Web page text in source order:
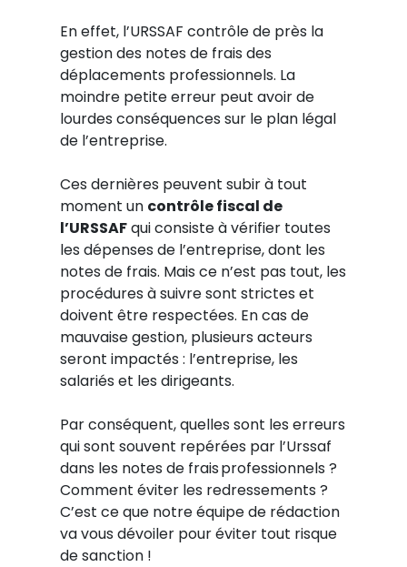
En effet, l’URSSAF contrôle de près la
gestion des notes de frais des
déplacements professionnels. La
moindre petite erreur peut avoir de
lourdes conséquences sur le plan légal
de l’entreprise.
Ces dernières peuvent subir à tout
moment un contrôle fiscal de
l’URSSAFqui consiste à vérifier toutes
les dépenses de l’entreprise, dont les
notes de frais. Mais ce n’est pas tout, les
procédures à suivre sont strictes et
doivent être respectées. En cas de
mauvaise gestion, plusieurs acteurs
seront impactés : l’entreprise, les
salariés et les dirigeants.
Par conséquent, quelles sont les erreurs
qui sont souvent repérées par l’Urssaf
dans les notes de frais professionnels ?
Comment éviter les redressements ?
C’est ce que notre équipe de rédaction
va vous dévoiler pour éviter tout risque
de sanction !